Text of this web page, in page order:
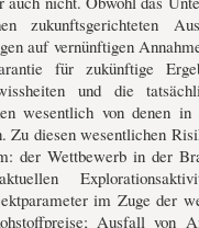
zukunftsgerichteten
auf vernünftigen
für zukünftige
und die
wesentlich von denen in
Zu diesen wesentlichen
der Wettbewerb in der
im Zuge der
Ausfall von